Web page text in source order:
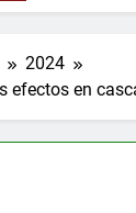
2024
efectos en